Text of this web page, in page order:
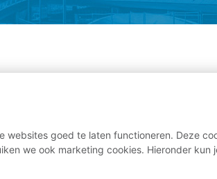
goed te laten functioneren. Deze
we ook marketing cookies. Hieronder